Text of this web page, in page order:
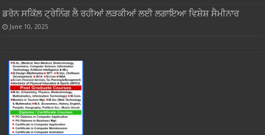
ਡਰੋਨ ਸਕਿੱਲ ਟ੍ਰੇਨਿੰਗ ਲੈ ਰਹੀਆਂ ਲੜਕੀਆਂ ਲਈ ਲਗਾਇਆ ਵਿਸ਼ੇਸ਼ ਸੈਮੀਨਾਰ
June 10, 2025